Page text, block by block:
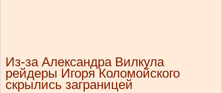
Из-за Александра Вилкула
рейдеры Игоря Коломойского
скрылись заграницей